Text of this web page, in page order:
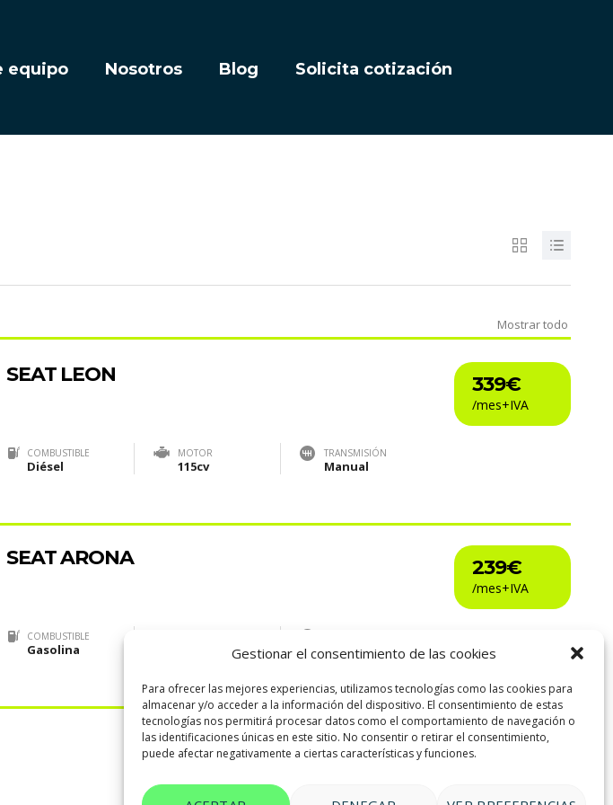
Gestionar el consentimiento de las cookies
Para ofrecer las mejores experiencias, utilizamos tecnologías como las cookies para
almacenar y/o acceder a la información del dispositivo. El consentimiento de estas
tecnologías nos permitirá procesar datos como el comportamiento de navegación o
las identificaciones únicas en este sitio. No consentir o retirar el consentimiento,
puede afectar negativamente a ciertas características y funciones.
equipo Nosotros Blog Solicita cotización
Mostrar todo
339€
SEAT LEON
COMBUSTIBLE
Diésel
MOTOR
115cv
TRANSMISIÓN
Manual
239€
SEAT ARONA
COMBUSTIBLE
Gasolina Manual